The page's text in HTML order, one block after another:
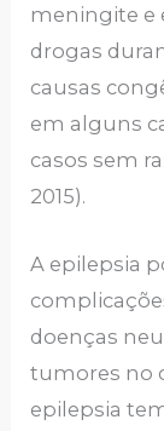
meningite e
drogas
causas
em alguns
casos sem
2015).
A epilepsia
doenças
tumores no
epilepsia